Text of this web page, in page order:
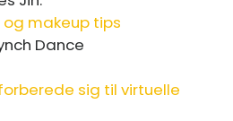
makeup tips
sig til virtuelle